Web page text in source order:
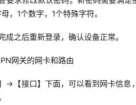
，1个数字，1个特殊字符。
成之后重新登录，确认设备正常。
网关的网卡和路由
→【接口】下面，可以看到网卡信